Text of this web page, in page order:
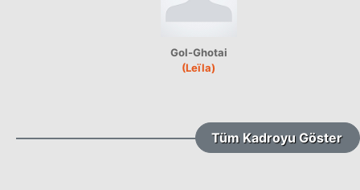
Gol-Ghotai
(Leïla)
Tüm Kadroyu Göster